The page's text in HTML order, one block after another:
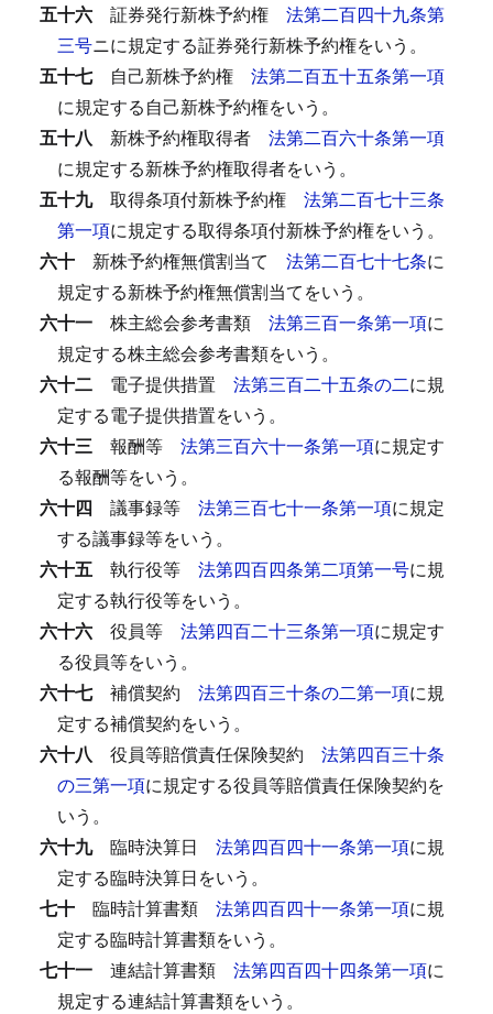
五十六 証券発行新株予約権
法第二百四十九条第
三号ニに規定する証券発行新株予約権をいう。
五十七 自己新株予約権
法第二百五十五条第一項
に規定する自己新株予約権をいう。
五十八 新株予約権取得者
法第二百六十条第一項
に規定する新株予約権取得者をいう。
五十九 取得条項付新株予約権
法第二百七十三条
第一項に規定する取得条項付新株予約権をいう。
六十 新株予約権無償割当て 法第二百七十七条に
規定する新株予約権無償割当てをいう。
六十一 株主総会参考書類 法第三百一条第一項に
規定する株主総会参考書類をいう。
六十二 電子提供措置 法第三百二十五条の二に規
定する電子提供措置をいう。
六十三 報酬等 法第三百六十一条第一項に規定す
る報酬等をいう。
六十四 議事録等 法第三百七十一条第一項に規定
する議事録等をいう。
六十五 執行役等 法第四百四条第二項第一号に規
定する執行役等をいう。
六十六 役員等 法第四百二十三条第一項に規定す
る役員等をいう。
六十七 補償契約 法第四百三十条の二第一項に規
定する補償契約をいう。
六十八 役員等賠償責任保険契約
法第四百三十条
の三第一項に規定する役員等賠償責任保険契約を
いう。
六十九 臨時決算日 法第四百四十一条第一項に規
定する臨時決算日をいう。
七十 臨時計算書類 法第四百四十一条第一項に規
定する臨時計算書類をいう。
七十一 連結計算書類 法第四百四十四条第一項に
規定する連結計算書類をいう。